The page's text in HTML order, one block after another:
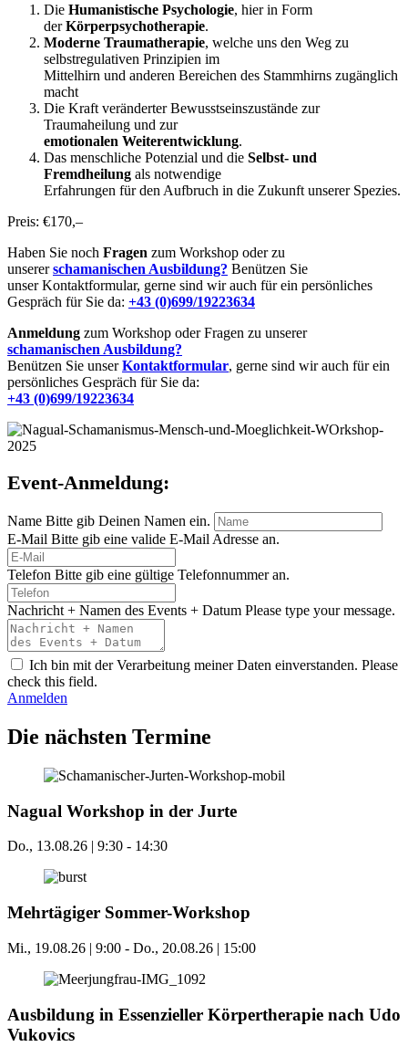
Die Humanistische Psychologie, hier in Form
derKörperpsychotherapie.
Moderne Traumatherapie, welche uns den Weg zu
selbstregulativen Prinzipien im
Mittelhirn und anderen Bereichen des Stammhirns zugänglich
macht
Die Kraft veränderter Bewusstseinszustände zur
Traumaheilung und zur
emotionalen Weiterentwicklung.
Das menschliche Potenzial und die Selbst- und
Fremdheilung als notwendige
Erfahrungen für den Aufbruch in die Zukunft unserer Spezies.
Preis: €170,–
Haben Sie noch Fragen zum Workshop oder zu
unsererschamanischen Ausbildung? Benützen Sie
unser Kontaktformular, gerne sind wir auch für ein persönliches
Gespräch für Sie da: +43 (0)699/19223634
Anmeldung zum Workshop oder Fragen zu unserer
schamanischen Ausbildung?
Benützen Sie unserKontaktformular, gerne sind wir auch für ein
persönliches Gespräch für Sie da:
+43 (0)699/19223634
Event-Anmeldung:
Name Bitte gib Deinen Namen ein.
E-Mail Bitte gib eine valide E-Mail Adresse an.
Telefon Bitte gib eine gültige Telefonnummer an.
Nachricht + Namen des Events + Datum Please type your message.
Ich bin mit der Verarbeitung meiner Daten einverstanden. Please
check this field.
Anmelden
Die nächsten Termine
Nagual Workshop in der Jurte
Do., 13.08.26 | 9:30 - 14:30
Mehrtägiger Sommer-Workshop
Mi., 19.08.26 | 9:00 - Do., 20.08.26 | 15:00
Ausbildung in Essenzieller Körpertherapie nach Udo
Vukovics